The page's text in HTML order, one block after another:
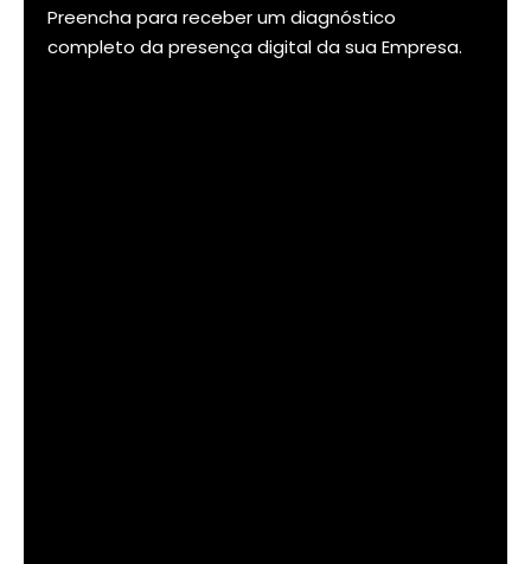
Preencha para receber um diagnóstico
completo da presença digital da sua Empresa.